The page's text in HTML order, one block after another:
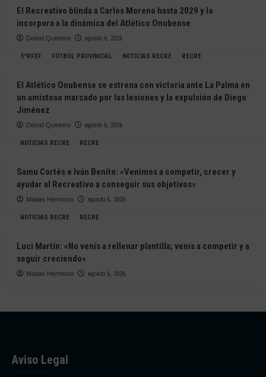
El Recreativo blinda a Carlos Moreno hasta 2029 y lo
incorpora a la dinámica del Atlético Onubense
Deivid Quintero agosto 6, 2026
3ªRFEF FÚTBOL PROVINCIAL NOTICIAS RECRE RECRE
El Atlético Onubense se estrena con victoria ante La Palma en
un amistoso marcado por las lesiones y la expulsión de Diego
Jiménez
Deivid Quintero agosto 6, 2026
NOTICIAS RECRE RECRE
Samu Cortés e Iván Benito: «Venimos a competir, crecer y
ayudar al Recreativo a conseguir sus objetivos»
Matias Hermoso agosto 6, 2026
NOTICIAS RECRE RECRE
Luci Martín: «No venís a rellenar plantilla; venís a competir y a
seguir creciendo»
Matias Hermoso agosto 6, 2026
Aviso Legal